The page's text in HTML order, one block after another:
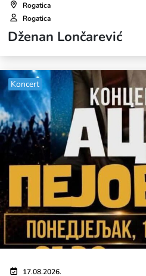
Rogatica
Rogatica
Dženan Lončarević
Koncert
17.08.2026.